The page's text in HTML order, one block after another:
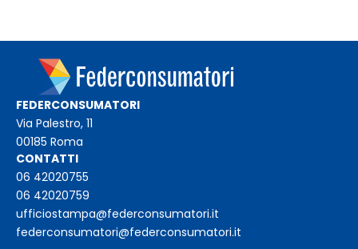
FEDERCONSUMATORI
Via Palestro, 11
00185 Roma
CONTATTI
06 42020755
06 42020759
ufficiostampa@federconsumatori.it
federconsumatori@federconsumatori.it